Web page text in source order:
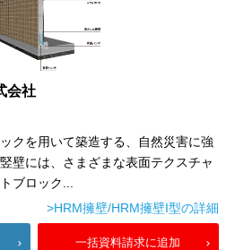
会社
クを用いて築造する、自然災害に強
壁には、さまざまな表面テクスチャ
ブロック...
>HRM擁壁/HRM擁壁I型の詳細
一括資料請求に追加